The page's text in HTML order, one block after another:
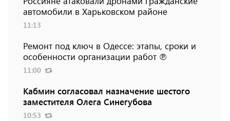
автомобили в Харьковском районе
11:13
Ремонт под ключ в Одессе: этапы, сроки и
особенности организации работ ℗
11:00
Кабмин согласовал назначение шестого
заместителя Олега Синегубова
10:53